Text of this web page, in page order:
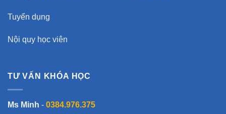
Tuyển dụng
Nội quy học viên
TƯ VẤN KHÓA HỌC
Ms Minh - 0384.976.375